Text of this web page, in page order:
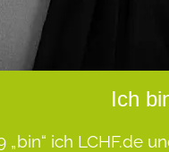
Ich
„bin“ ich LCHF.de